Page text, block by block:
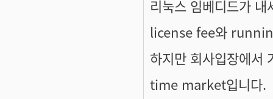
리눅스 임베디드가
license fee와
하지만 회사입장에
time market입니다.